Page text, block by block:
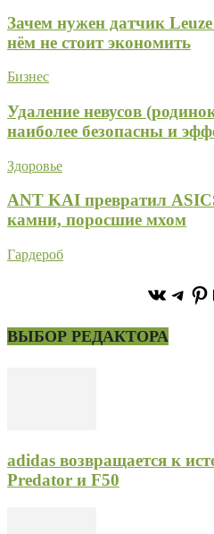
Зачем нужен датчик
нём не стоит экономить
Бизнес
Удаление невусов
наиболее безопасны и
Здоровье
ANT KAI превратил
камни, поросшие мхом
Гардероб
https://
ВЫБОР РЕДАКТОРА
adidas возвращается к
Predator и F50